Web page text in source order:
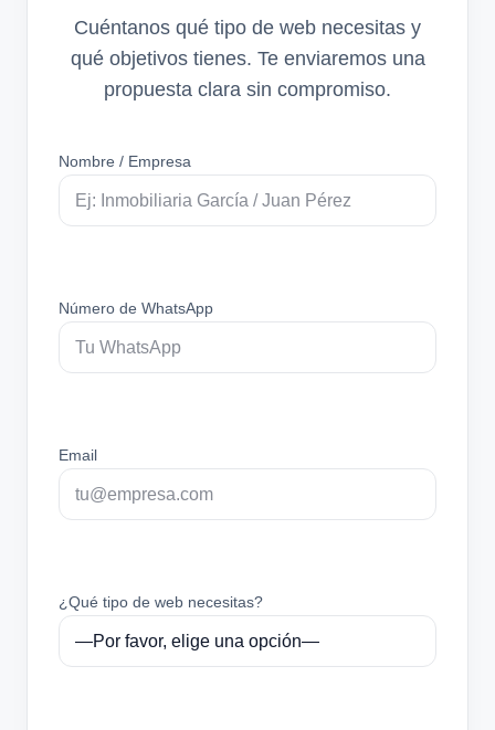
Cuéntanos qué tipo de web necesitas y
qué objetivos tienes. Te enviaremos una
propuesta clara sin compromiso.
Nombre / Empresa
Número de WhatsApp
Email
¿Qué tipo de web necesitas?